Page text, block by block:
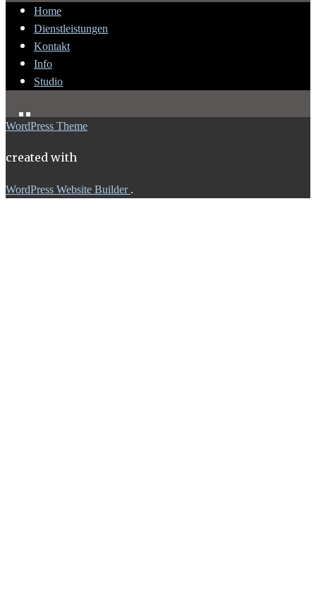
Home
Dienstleistungen
Kontakt
Info
Studio
WordPress Theme
created with
WordPress Website Builder .